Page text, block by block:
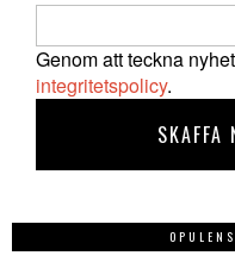
Genom att teckna
integritetspolicy.